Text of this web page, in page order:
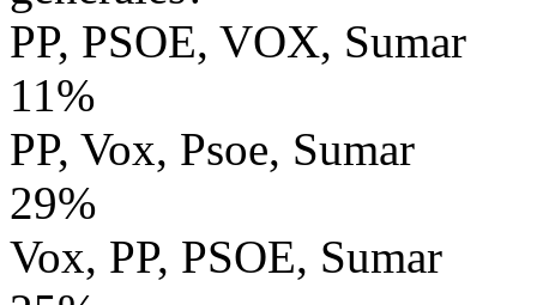
PP, PSOE, VOX, Sumar
11%
PP, Vox, Psoe, Sumar
29%
Vox, PP, PSOE, Sumar